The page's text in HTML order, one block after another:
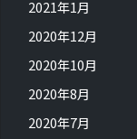
2021年1月
2020年12月
2020年10月
2020年8月
2020年7月